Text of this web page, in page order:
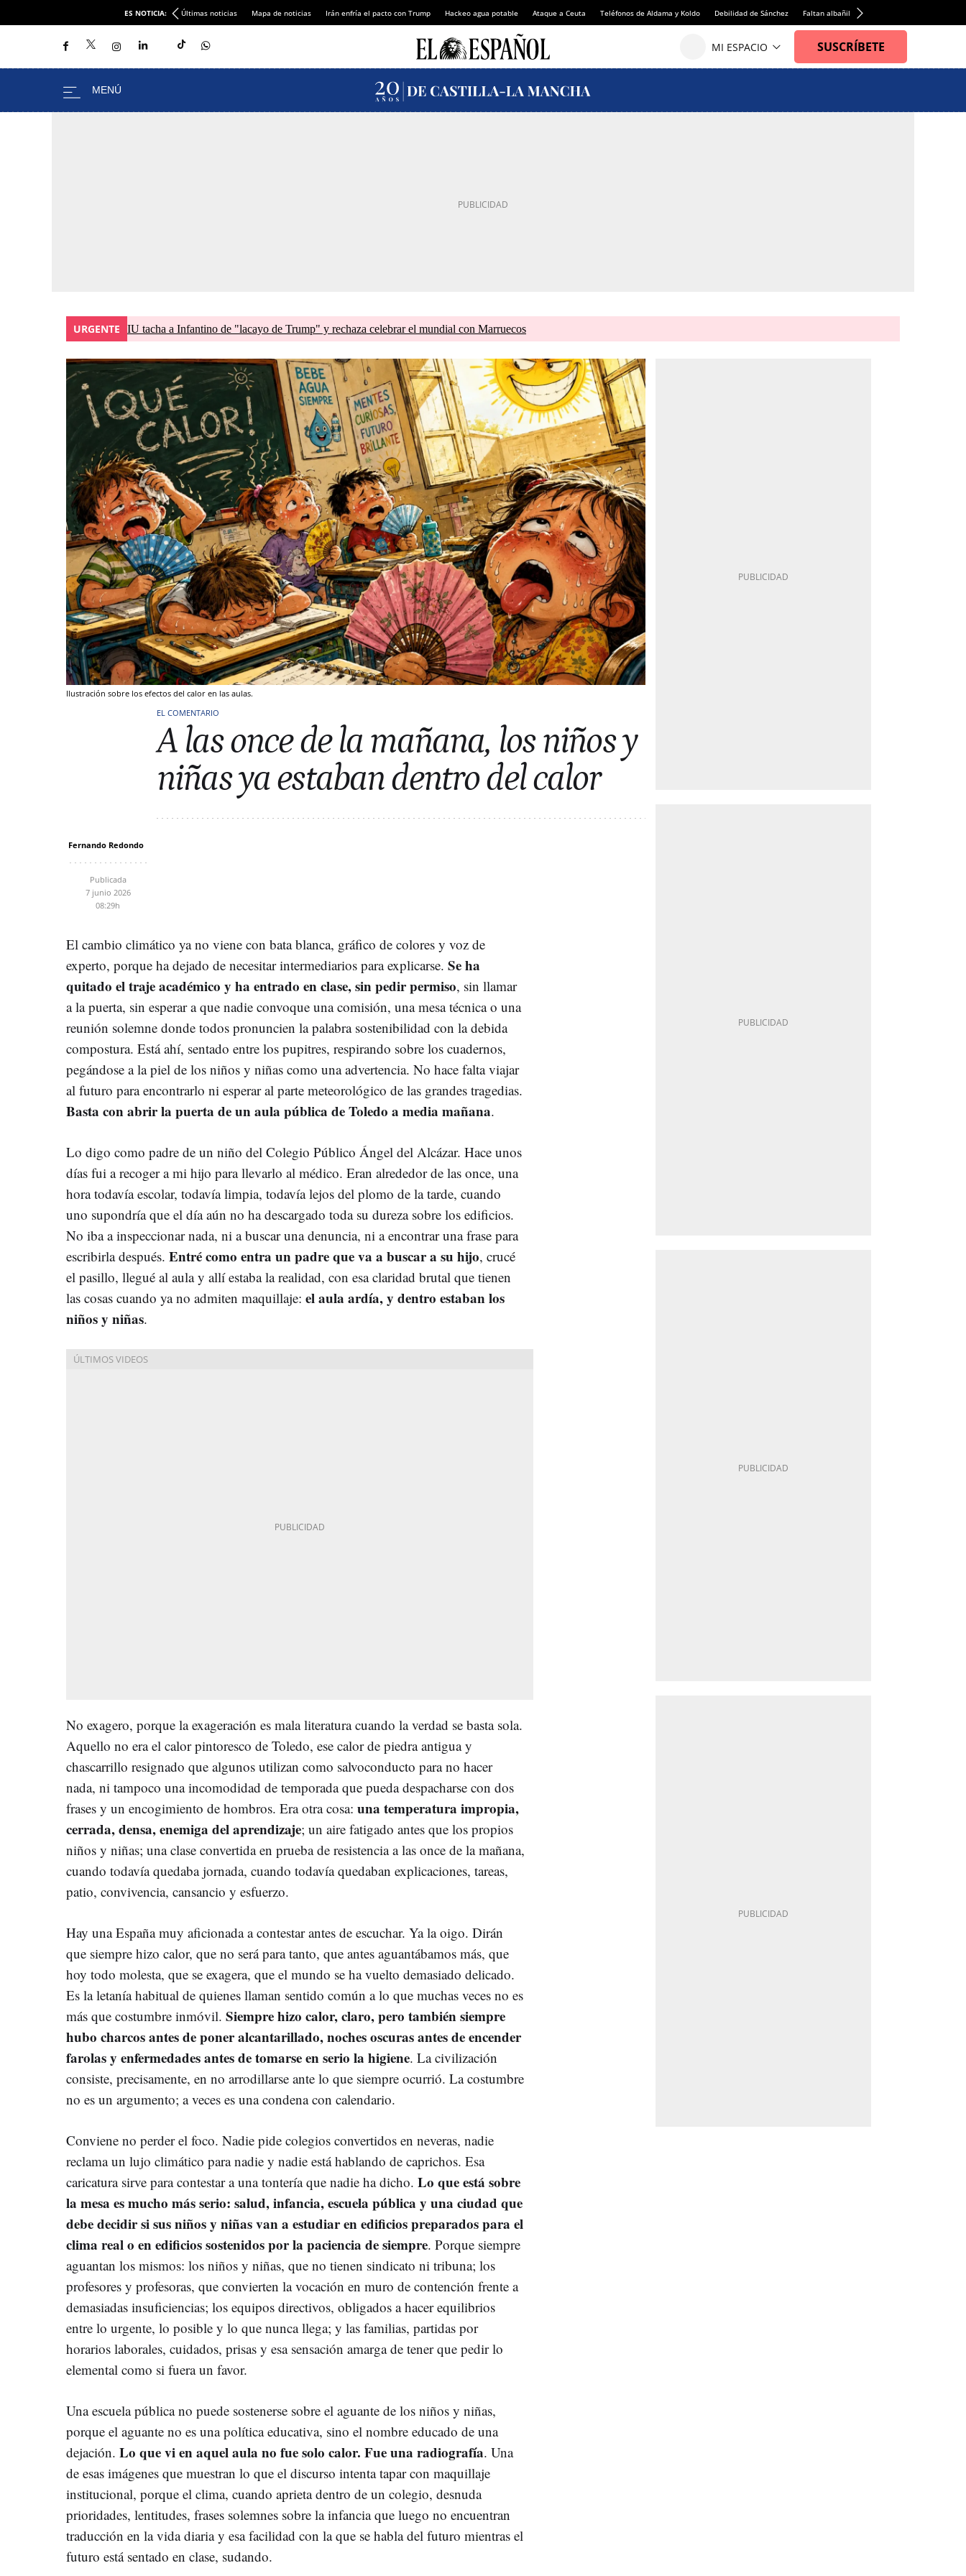
ES NOTICIA: Últimas noticias Mapa de noticias Irán enfría el pacto con Trump Hackeo agua potable Ataque a Ceuta Teléfonos de Aldama y Koldo Debilidad de Sánchez Faltan albañiles
URGENTE IU tacha a Infantino de "lacayo de Trump" y rechaza celebrar el mundial con Marruecos
Ilustración sobre los efectos del calor en las aulas.
EL COMENTARIO
A las once de la mañana, los niños y
niñas ya estaban dentro del calor
Fernando Redondo
Publicada
7 junio 2026
08:29h
El cambio climático ya no viene con bata blanca, gráfico de colores y voz de
experto, porque ha dejado de necesitar intermediarios para explicarse. Se ha
quitado el traje académico y ha entrado en clase, sin pedir permiso, sin llamar
a la puerta, sin esperar a que nadie convoque una comisión, una mesa técnica o una
reunión solemne donde todos pronuncien la palabra sostenibilidad con la debida
compostura. Está ahí, sentado entre los pupitres, respirando sobre los cuadernos,
pegándose a la piel de los niños y niñas como una advertencia. No hace falta viajar
al futuro para encontrarlo ni esperar al parte meteorológico de las grandes tragedias.
Basta con abrir la puerta de un aula pública de Toledo a media mañana.
Lo digo como padre de un niño del Colegio Público Ángel del Alcázar. Hace unos
días fui a recoger a mi hijo para llevarlo al médico. Eran alrededor de las once, una
hora todavía escolar, todavía limpia, todavía lejos del plomo de la tarde, cuando
uno supondría que el día aún no ha descargado toda su dureza sobre los edificios.
No iba a inspeccionar nada, ni a buscar una denuncia, ni a encontrar una frase para
escribirla después. Entré como entra un padre que va a buscar a su hijo, crucé
el pasillo, llegué al aula y allí estaba la realidad, con esa claridad brutal que tienen
las cosas cuando ya no admiten maquillaje: el aula ardía, y dentro estaban los
niños y niñas.
No exagero, porque la exageración es mala literatura cuando la verdad se basta sola.
Aquello no era el calor pintoresco de Toledo, ese calor de piedra antigua y
chascarrillo resignado que algunos utilizan como salvoconducto para no hacer
nada, ni tampoco una incomodidad de temporada que pueda despacharse con dos
frases y un encogimiento de hombros. Era otra cosa: una temperatura impropia,
cerrada, densa, enemiga del aprendizaje; un aire fatigado antes que los propios
niños y niñas; una clase convertida en prueba de resistencia a las once de la mañana,
cuando todavía quedaba jornada, cuando todavía quedaban explicaciones, tareas,
patio, convivencia, cansancio y esfuerzo.
Hay una España muy aficionada a contestar antes de escuchar. Ya la oigo. Dirán
que siempre hizo calor, que no será para tanto, que antes aguantábamos más, que
hoy todo molesta, que se exagera, que el mundo se ha vuelto demasiado delicado.
Es la letanía habitual de quienes llaman sentido común a lo que muchas veces no es
más que costumbre inmóvil. Siempre hizo calor, claro, pero también siempre
hubo charcos antes de poner alcantarillado, noches oscuras antes de encender
farolas y enfermedades antes de tomarse en serio la higiene. La civilización
consiste, precisamente, en no arrodillarse ante lo que siempre ocurrió. La costumbre
no es un argumento; a veces es una condena con calendario.
Conviene no perder el foco. Nadie pide colegios convertidos en neveras, nadie
reclama un lujo climático para nadie y nadie está hablando de caprichos. Esa
caricatura sirve para contestar a una tontería que nadie ha dicho. Lo que está sobre
la mesa es mucho más serio: salud, infancia, escuela pública y una ciudad que
debe decidir si sus niños y niñas van a estudiar en edificios preparados para el
clima real o en edificios sostenidos por la paciencia de siempre. Porque siempre
aguantan los mismos: los niños y niñas, que no tienen sindicato ni tribuna; los
profesores y profesoras, que convierten la vocación en muro de contención frente a
demasiadas insuficiencias; los equipos directivos, obligados a hacer equilibrios
entre lo urgente, lo posible y lo que nunca llega; y las familias, partidas por
horarios laborales, cuidados, prisas y esa sensación amarga de tener que pedir lo
elemental como si fuera un favor.
Una escuela pública no puede sostenerse sobre el aguante de los niños y niñas,
porque el aguante no es una política educativa, sino el nombre educado de una
dejación. Lo que vi en aquel aula no fue solo calor. Fue una radiografía. Una
de esas imágenes que muestran lo que el discurso intenta tapar con maquillaje
institucional, porque el clima, cuando aprieta dentro de un colegio, desnuda
prioridades, lentitudes, frases solemnes sobre la infancia que luego no encuentran
traducción en la vida diaria y esa facilidad con la que se habla del futuro mientras el
futuro está sentado en clase, sudando.